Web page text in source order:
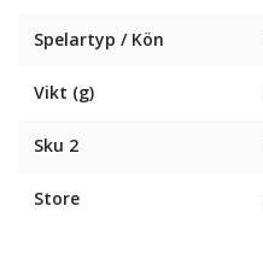
Spelartyp / Kön
Vikt (g)
Sku 2
Store